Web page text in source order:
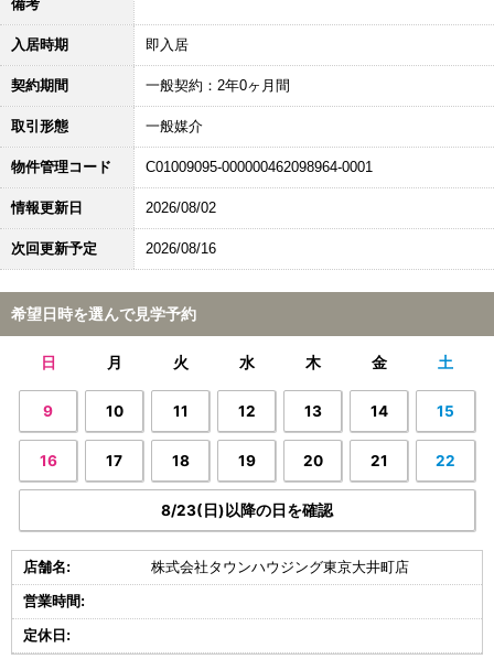
備考
入居時期 即入居
契約期間 一般契約：2年0ヶ月間
取引形態 一般媒介
物件管理コード C01009095-000000462098964-0001
情報更新日 2026/08/02
次回更新予定 2026/08/16
希望日時を選んで見学予約
日 月 火 水 木 金 土
9 10 11 12 13 14 15
16 17 18 19 20 21 22
8/23(日)以降の日を確認
店舗名: 株式会社タウンハウジング東京大井町店
営業時間:
定休日: